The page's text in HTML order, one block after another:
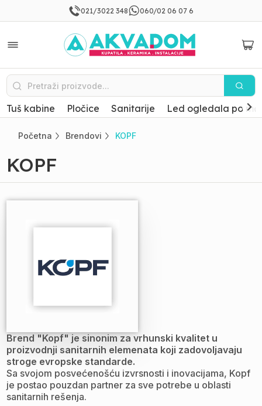
021/3022 348 060/02 06 07 6
Tuš kabine Pločice Sanitarije Led ogledala po
Početna Brendovi KOPF
KOPF
Brend "Kopf" je sinonim za vrhunski kvalitet u
proizvodnji sanitarnih elemenata koji zadovoljavaju
stroge evropske standarde.
Sa svojom posvećenošću izvrsnosti i inovacijama, Kopf
je postao pouzdan partner za sve potrebe u oblasti
sanitarnih rešenja.